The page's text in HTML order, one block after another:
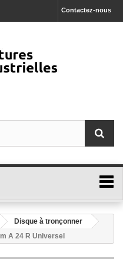
Contactez-nous
Disque à tronçonner
A 24 R Universel